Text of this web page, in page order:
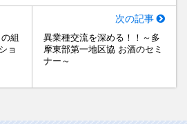
組
ョ
次の記事
異業種交流を深める！！～多
摩東部第一地区協 お酒のセミ
ナー～